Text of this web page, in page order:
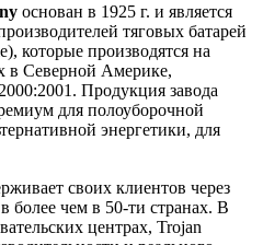
основан в 1925 г. и является
тяговых батарей
которые производятся на
в Северной Америке,
Продукция завода
для полоуборочной
энергетики, для
своих клиентов через
более чем в 50-ти странах. В
центрах, Trojan